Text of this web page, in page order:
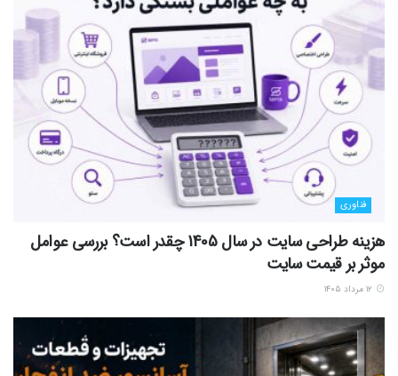
فناوری
هزینه طراحی سایت در سال 1405 چقدر است؟ بررسی عوامل
موثر بر قیمت سایت